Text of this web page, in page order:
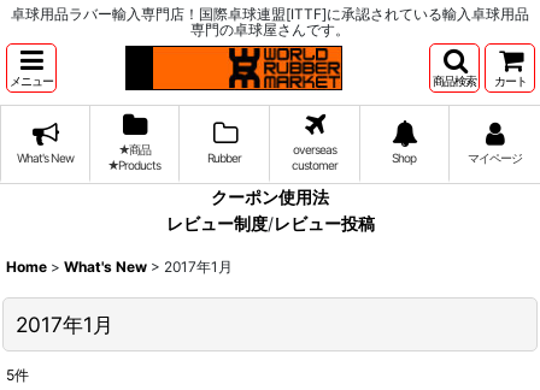
卓球用品ラバー輸入専門店！国際卓球連盟[ITTF]に承認されている輸入卓球用品
専門の卓球屋さんです。
メニュー 商品検索 カート
What's New
★商品
★Products
Rubber
overseas
customer
Shop マイページ
クーポン使用法
レビュー制度/レビュー投稿
Home > What's New > 2017年1月
2017年1月
5件